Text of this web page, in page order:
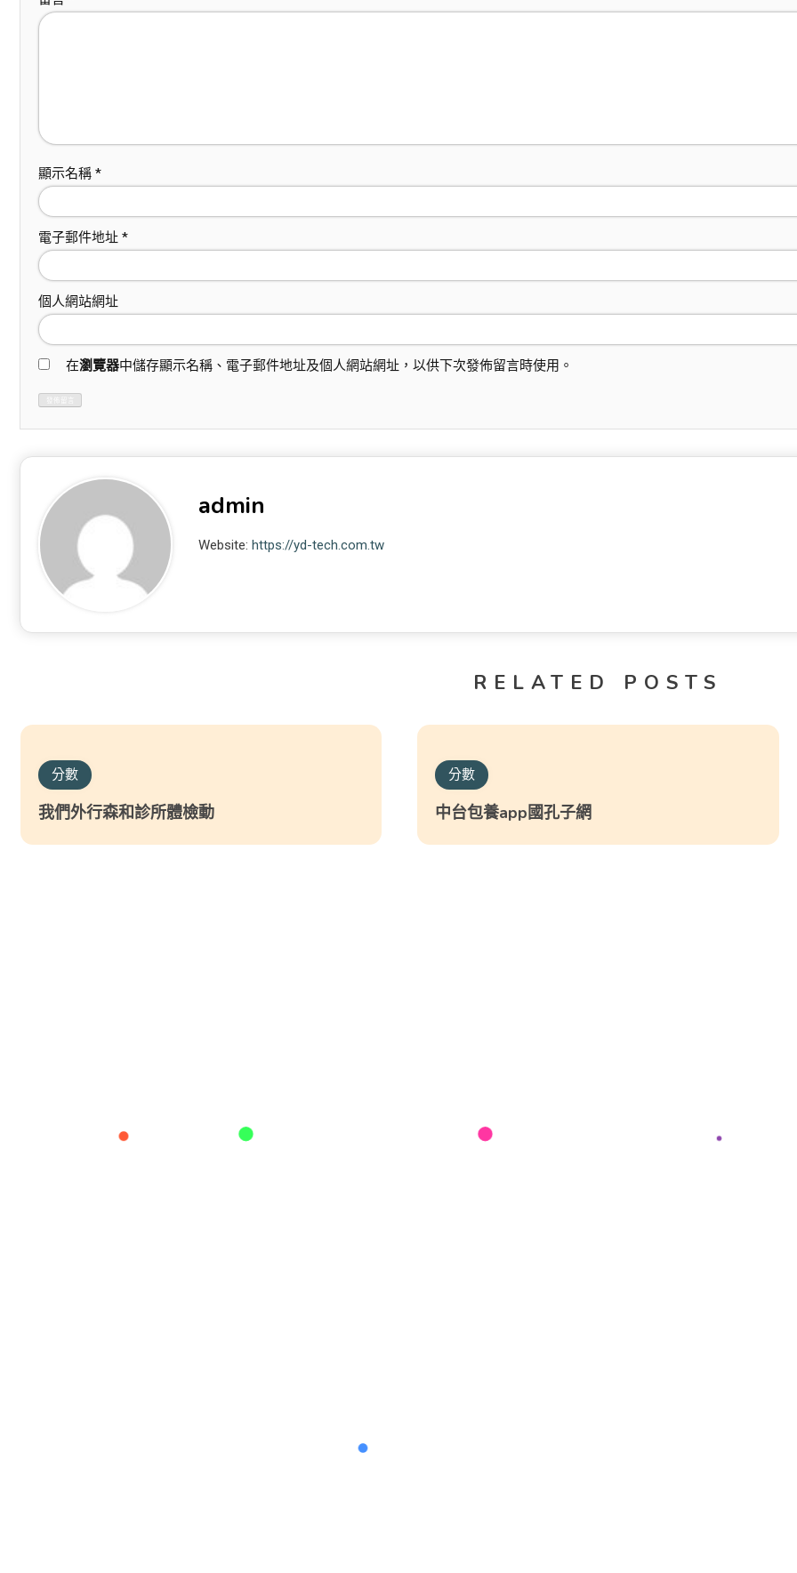
顯示名稱 *
電子郵件地址 *
個人網站網址
在瀏覽器中儲存顯示名稱、電子郵件地址及個人網站網址，以供下次發佈留言時使用。
admin
Website:https://yd-tech.com.tw
RELATED POSTS
分數
我們外行森和診所體檢動
分數
中台包養app國孔子網